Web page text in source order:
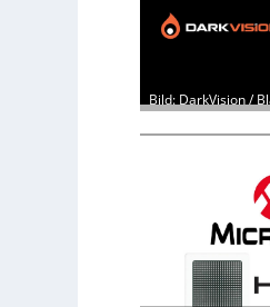
Bild: DarkVision /